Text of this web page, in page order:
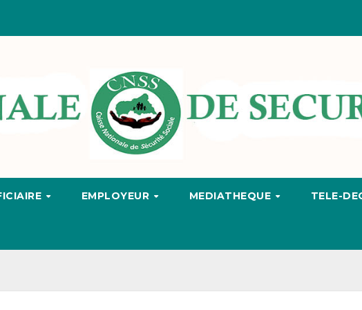
EMPLOYEUR MEDIATHEQUE TELE-